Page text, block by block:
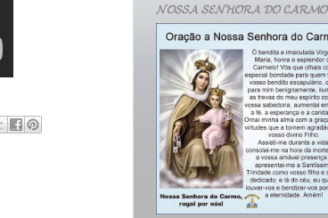
𝓝𝓞𝓢𝓢𝓐 𝓢𝓔𝓝𝓗𝓞𝓡𝓐 𝓓𝓞 𝓒𝓐𝓡𝓜𝓞